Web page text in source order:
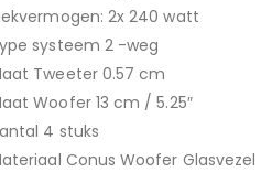
2x 240 watt
systeem 2 -weg
Tweeter 0.57 cm
Woofer 13 cm / 5.25″
4 stuks
Conus Woofer Glasvezel